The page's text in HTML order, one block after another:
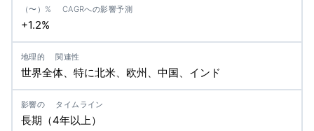
+1.2%
世界全体、特に北米、欧州、中国、インド
長期（4年以上）